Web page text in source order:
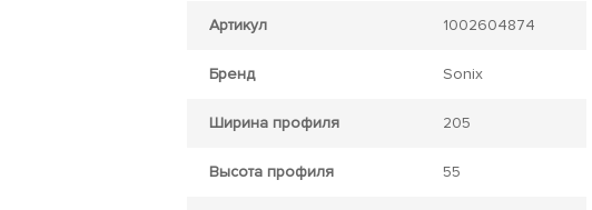
Артикул 1002604874
Бренд Sonix
Ширина профиля 205
Высота профиля 55